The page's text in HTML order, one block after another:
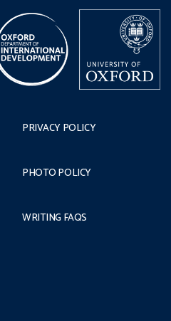
PRIVACY POLICY
PHOTO POLICY
WRITING FAQS